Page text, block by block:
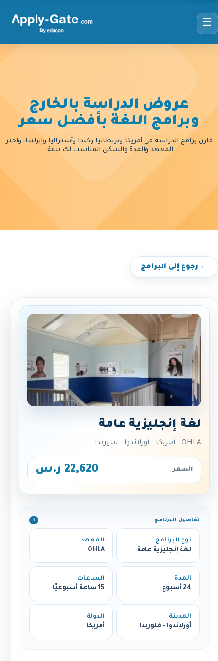
☰
عروض الدراسة بالخارج
وبرامج اللغة بأفضل سعر
قارن برامج الدراسة في أمريكا وبريطانيا وكندا وأستراليا وإيرلندا، واختر
المعهد والمدة والسكن المناسب لك بثقة.
← رجوع إلى البرامج
لغة إنجليزية عامة
OHLA - أمريكا - أورلاندوا - فلوريدا
السعر 22,620 ر.س
تفاصيل البرنامج ℹ️
نوع البرنامج
لغة إنجليزية عامة
المعهد
OHLA
المدة
24 أسبوع
الساعات
15 ساعة أسبوعيًا
المدينة
أورلاندوا - فلوريدا
الدولة
أمريكا